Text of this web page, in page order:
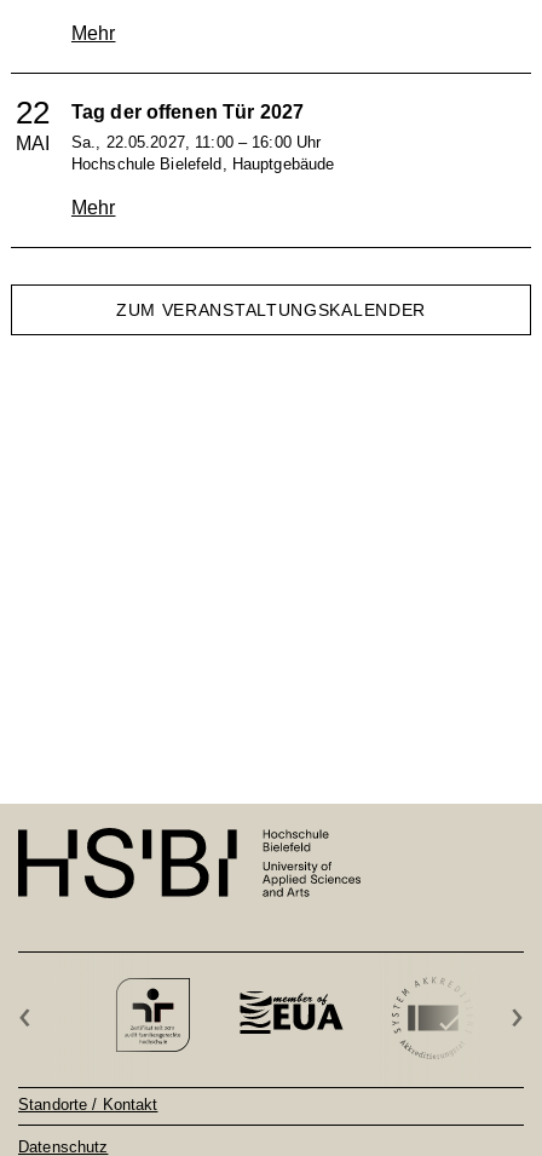
Mehr
22
MAI
Tag der offenen Tür 2027
Sa., 22.05.2027, 11:00 – 16:00 Uhr
Hochschule Bielefeld, Hauptgebäude
Mehr
ZUM VERANSTALTUNGSKALENDER
‹ ›
Standorte / Kontakt
Datenschutz